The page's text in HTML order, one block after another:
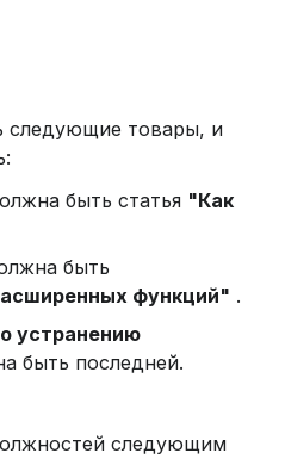
быть статья "Как
быть
функций" .
устранению
быть последней.